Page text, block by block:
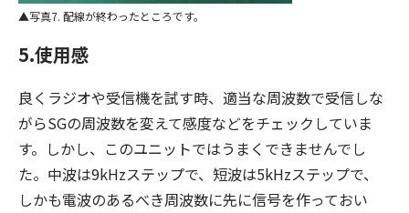
写真7. 配線が終わったところです。
5.使用感
良くラジオや受信機を試す時、適当な周波数で受信しな
がらSGの周波数を変えて感度などをチェックしていま
す。しかし、このユニットではうまくできませんでし
た。中波は9kHzステップで、短波は5kHzステップで、
しかも電波のあるべき周波数に先に信号を作っておい